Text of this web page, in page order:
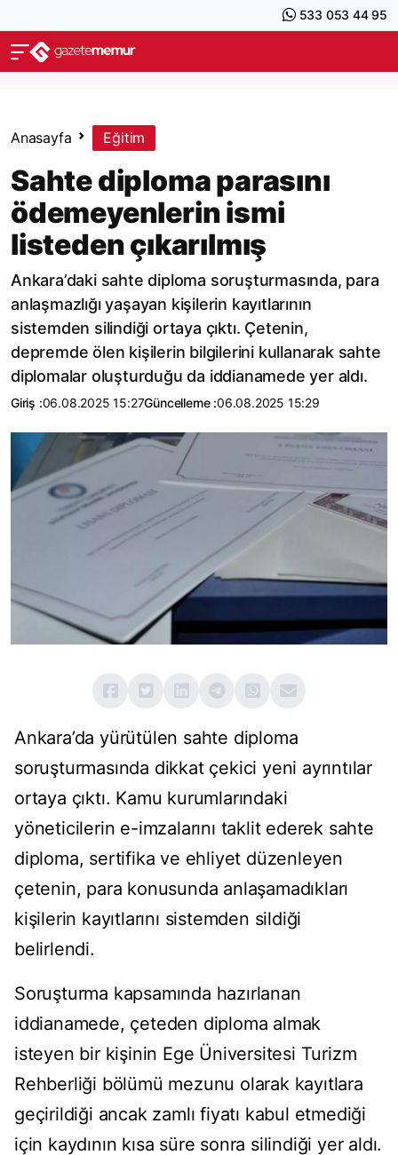
533 053 44 95
Anasayfa Eğitim
Sahte diploma parasını
ödemeyenlerin ismi
listeden çıkarılmış
Ankara’daki sahte diploma soruşturmasında, para
anlaşmazlığı yaşayan kişilerin kayıtlarının
sistemden silindiği ortaya çıktı. Çetenin,
depremde ölen kişilerin bilgilerini kullanarak sahte
diplomalar oluşturduğu da iddianamede yer aldı.
Giriş :06.08.2025 15:27Güncelleme :06.08.2025 15:29
Ankara’da yürütülen sahte diploma
soruşturmasında dikkat çekici yeni ayrıntılar
ortaya çıktı. Kamu kurumlarındaki
yöneticilerin e-imzalarını taklit ederek sahte
diploma, sertifika ve ehliyet düzenleyen
çetenin, para konusunda anlaşamadıkları
kişilerin kayıtlarını sistemden sildiği
belirlendi.
Soruşturma kapsamında hazırlanan
iddianamede, çeteden diploma almak
isteyen bir kişinin Ege Üniversitesi Turizm
Rehberliği bölümü mezunu olarak kayıtlara
geçirildiği ancak zamlı fiyatı kabul etmediği
için kaydının kısa süre sonra silindiği yer aldı.